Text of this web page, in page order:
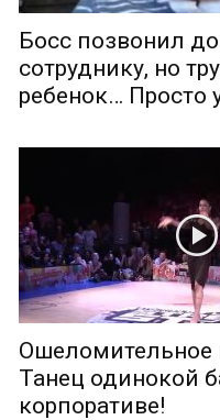
Босс позвонил
сотруднику, но
ребенок… Просто
Ошеломительное
Танец одинокой
корпоративе!